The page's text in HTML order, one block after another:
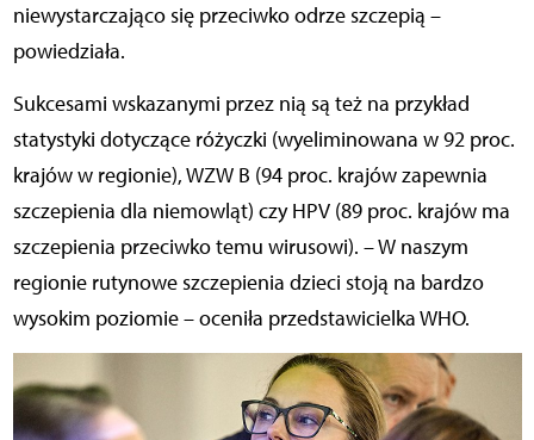
niewystarczająco się przeciwko odrze szczepią –
powiedziała.
Sukcesami wskazanymi przez nią są też na przykład
statystyki dotyczące różyczki (wyeliminowana w 92 proc.
krajów w regionie), WZW B (94 proc. krajów zapewnia
szczepienia dla niemowląt) czy HPV (89 proc. krajów ma
szczepienia przeciwko temu wirusowi). – W naszym
regionie rutynowe szczepienia dzieci stoją na bardzo
wysokim poziomie – oceniła przedstawicielka WHO.